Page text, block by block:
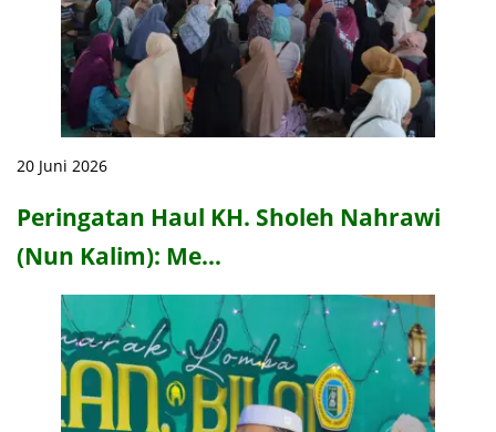
20 Juni 2026
Peringatan Haul KH. Sholeh Nahrawi
(Nun Kalim): Me…